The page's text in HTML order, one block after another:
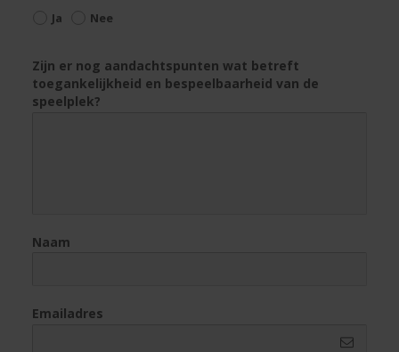
Ja Nee
Zijn er nog aandachtspunten wat betreft
toegankelijkheid en bespeelbaarheid van de
speelplek?
Naam
Emailadres